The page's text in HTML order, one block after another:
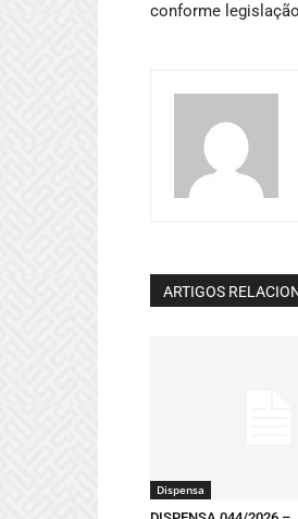
conforme legislação
ARTIGOS
Dispensa